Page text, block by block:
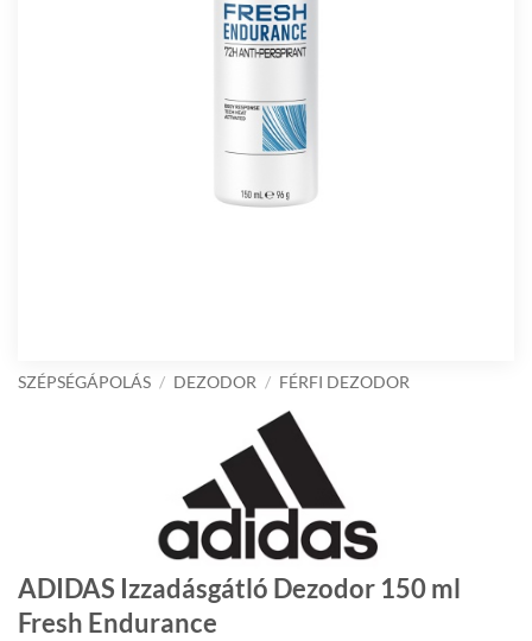
SZÉPSÉGÁPOLÁS / DEZODOR / FÉRFI DEZODOR
ADIDAS Izzadásgátló Dezodor 150 ml
Fresh Endurance